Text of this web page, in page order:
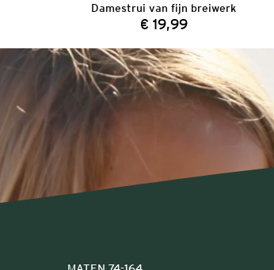
Damestrui van fijn breiwerk
Prijs:
€ 19,99